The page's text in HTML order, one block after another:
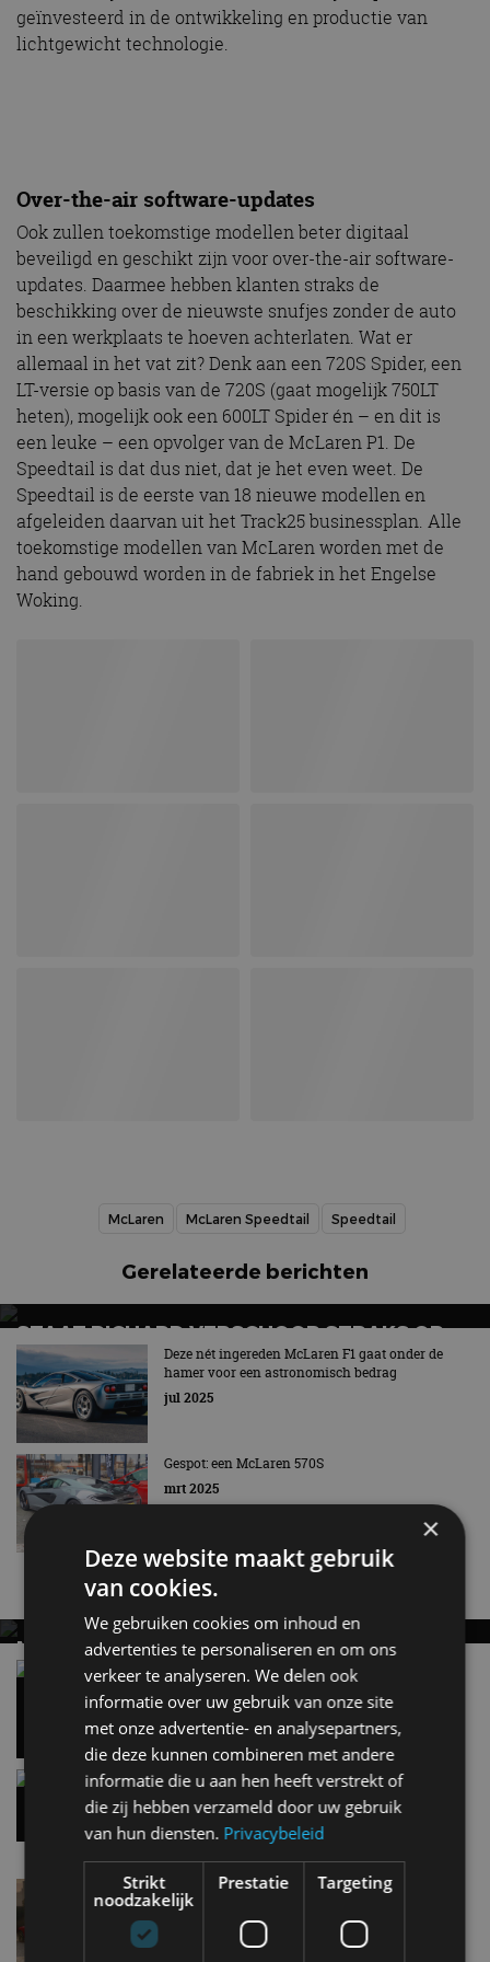
geïnvesteerd in de ontwikkeling en productie van
lichtgewicht technologie.
Over-the-air software-updates
Ook zullen toekomstige modellen beter digitaal
beveiligd en geschikt zijn voor over-the-air software-
updates. Daarmee hebben klanten straks de
beschikking over de nieuwste snufjes zonder de auto
in een werkplaats te hoeven achterlaten. Wat er
allemaal in het vat zit? Denk aan een 720S Spider, een
LT-versie op basis van de 720S (gaat mogelijk 750LT
heten), mogelijk ook een 600LT Spider én – en dit is
een leuke – een opvolger van de McLaren P1. De
Speedtail is dat dus niet, dat je het even weet. De
Speedtail is de eerste van 18 nieuwe modellen en
afgeleiden daarvan uit het Track25 businessplan. Alle
toekomstige modellen van McLaren worden met de
hand gebouwd worden in de fabriek in het Engelse
Woking.
McLaren McLaren Speedtail Speedtail
Gerelateerde berichten
STAAT RICHARD VERSCHOOR STRAKS OP
HET F1-PODIUM?
Officieel onderdeel van McLaren
Deze nét ingereden McLaren F1 gaat onder de
hamer voor een astronomisch bedrag
jul 2025
Gespot: een McLaren 570S
mrt 2025
Nieuwste berichten
MET KORTING NAAR EV EXPERIENCE 2026?
AUTORAI REGELT HET!
EV Experience 2026 van 24 tot 26 september
Vergelijking: BMW iX3 vs Volvo EX60 – Welke
moet je hebben?
28 mei
Gespot: een Chevrolet Corvette Z06
7 aug
Lamborghini Revuelto eert 60 jaar Miura met
speciale editie
×
Deze website maakt gebruik
van cookies.
We gebruiken cookies om inhoud en
advertenties te personaliseren en om ons
verkeer te analyseren. We delen ook
informatie over uw gebruik van onze site
met onze advertentie- en analysepartners,
die deze kunnen combineren met andere
informatie die u aan hen heeft verstrekt of
die zij hebben verzameld door uw gebruik
van hun diensten. Privacybeleid
Strikt
noodzakelijk
Prestatie Targeting